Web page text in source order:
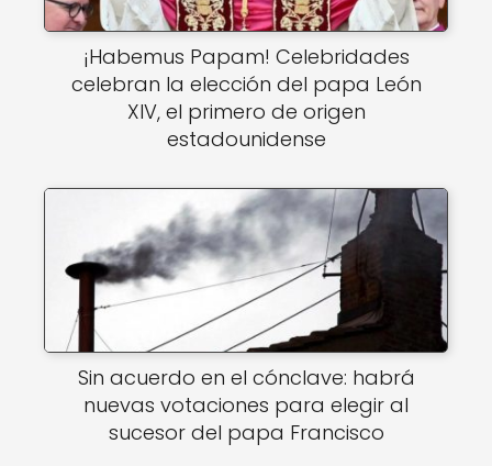
¡Habemus Papam! Celebridades
celebran la elección del papa León
XIV, el primero de origen
estadounidense
Sin acuerdo en el cónclave: habrá
nuevas votaciones para elegir al
sucesor del papa Francisco